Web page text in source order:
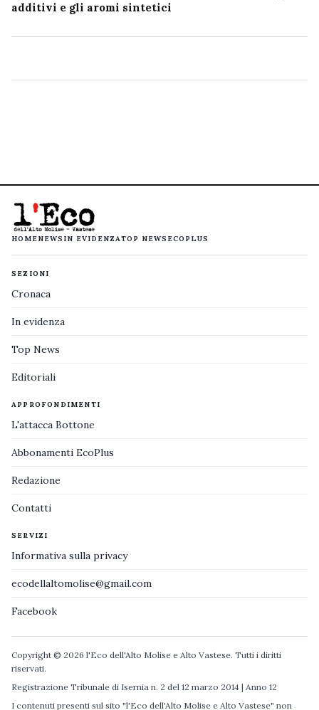
additivi e gli aromi sintetici
HOMENEWS IN EVIDENZATOP NEWS ECOPLUS
SEZIONI
Cronaca
In evidenza
Top News
Editoriali
APPROFONDIMENTI
L'attacca Bottone
Abbonamenti EcoPlus
Redazione
Contatti
SERVIZI
Informativa sulla privacy
ecodellaltomolise@gmail.com
Facebook
Copyright © 2026 l'Eco dell'Alto Molise e Alto Vastese. Tutti i diritti
riservati.
Registrazione Tribunale di Isernia n. 2 del 12 marzo 2014 | Anno 12
I contenuti presenti sul sito "l'Eco dell'Alto Molise e Alto Vastese" non